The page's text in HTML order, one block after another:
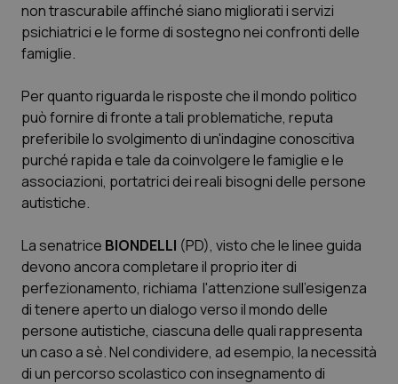
non trascurabile affinché siano migliorati i servizi
psichiatrici e le forme di sostegno nei confronti delle
famiglie.
Per quanto riguarda le risposte che il mondo politico
può fornire di fronte a tali problematiche, reputa
preferibile lo svolgimento di un'indagine conoscitiva
purché rapida e tale da coinvolgere le famiglie e le
associazioni, portatrici dei reali bisogni delle persone
autistiche.
La senatrice BIONDELLI (PD), visto che le linee guida
devono ancora completare il proprio iter di
perfezionamento, richiama l'attenzione sull'esigenza
di tenere aperto un dialogo verso il mondo delle
persone autistiche, ciascuna delle quali rappresenta
un caso a sè. Nel condividere, ad esempio, la necessità
di un percorso scolastico con insegnamento di
I cookie necessari contribuiscono a rendere fruibile il
sito web abilitandone funzionalità di base quali la
navigazione sulle pagine e l'accesso alle aree
Nome
Fornitore/Dominio
VISITOR_PRIVACY_METADATA
YouTube
.youtube.com